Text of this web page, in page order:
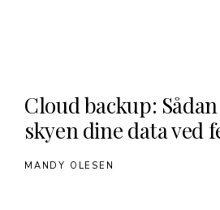
Cloud backup:
skyen dine data ved
MANDY OLESEN